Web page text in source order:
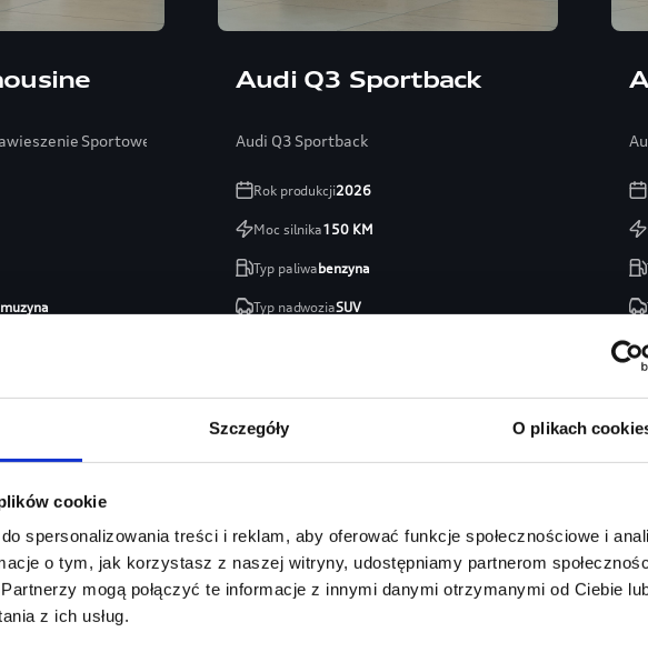
Szczegóły O plikach
cookie
spersonalizowania treści i reklam, aby oferować funkcje społecznościowe i
o tym, jak korzystasz z naszej witryny, udostępniamy partnerom
mogą połączyć te informacje z innymi danymi otrzymanymi od Ciebie
z ich usług.
Sportowe / 19” / Kamera Cofania
Audi Q3 Sportback
Audi Q3 Sportback
Rok produkcji2026
Moc silnika150KM
Typ paliwabenzyna
Typ nadwoziaSUV
254 460 zł
213 746 zł